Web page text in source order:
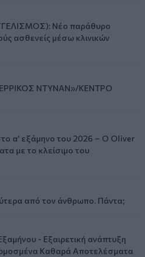
Νέο παράθυρο
ασθενείς μέσω κλινικών
ΝΤΥΝΑΝ»/ΚΕΝΤΡΟ
α’ εξάμηνο του 2026 – Ο Oliver
με το κλείσιμο του
από τον άνθρωπο. Πάντα;
- Εξαιρετική ανάπτυξη
Καθαρά Αποτελέσματα